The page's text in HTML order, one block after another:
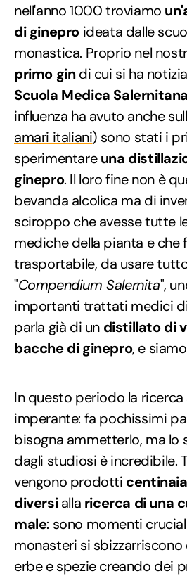
nell'anno 1000 troviamo
di ginepro ideata dalle
monastica. Proprio nel
primo gindi cui si ha
Scuola Medica Salernitana
influenza ha avuto anche
amari italiani) sono stati i
sperimentareuna
ginepro. Il loro fine non è
bevanda alcolica ma di
sciroppo che avesse tutte
mediche della pianta e che
trasportabile, da usare
"Compendium Salernita",
importanti trattati medici
parla già di un distillato di
bacche di ginepro, e
In questo periodo la
imperante: fa pochissimi
bisogna ammetterlo, ma lo
dagli studiosi è incredibile.
vengono prodotti
diversialla ricerca di una
male: sono momenti
monasteri si
erbe e spezie creando dei